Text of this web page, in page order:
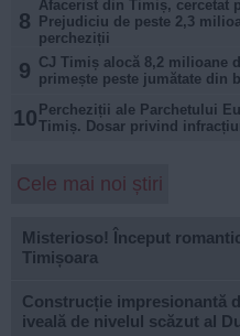
8
Afacerist din Timiș, cercetat
Prejudiciu de peste 2,3
percheziții
9 CJ Timiș alocă 8,2 milioane
primește peste jumătate din
10 Percheziții ale Parchetului
Timiș. Dosar privind
Cele mai noi știri
Misterioso! Început
Timișoara
Construcție impresionantă
iveală de nivelul scăzut al